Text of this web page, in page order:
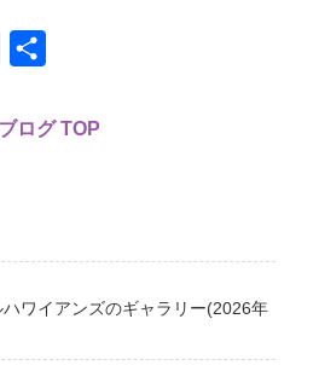
Email
ブログ TOP
ワイアンズのギャラリー(2026年